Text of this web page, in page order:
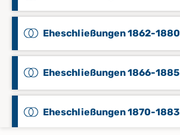
Eheschließungen 1862-1880
Eheschließungen 1866-1885
Eheschließungen 1870-1883